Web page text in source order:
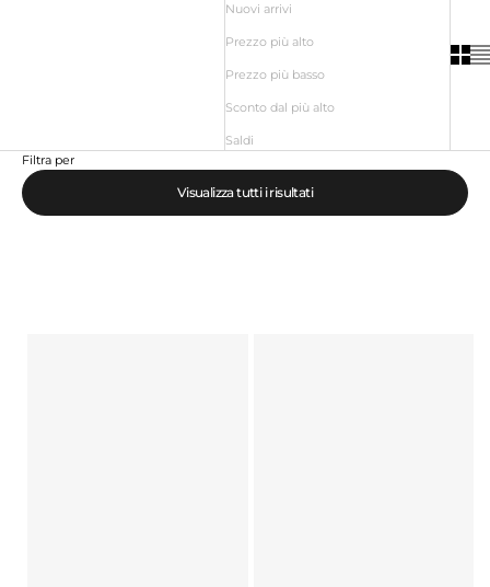
Nuovi arrivi
Prezzo più alto
Prezzo più basso
Sconto dal più alto
Saldi
Filtra per
Visualizza tutti i risultati